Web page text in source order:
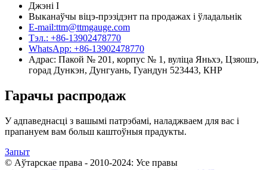
Джэні І
Выканаўчы віцэ-прэзідэнт па продажах і ўладальнік
E-mail:ttm@ttmgauge.com
Тэл.: +86-13902478770
WhatsApp: +86-13902478770
Адрас: Пакой № 201, корпус № 1, вуліца Яньхэ, Цзяошэ,
горад Дункэн, Дунгуань, Гуандун 523443, КНР
Гарачы распродаж
У адпаведнасці з вашымі патрэбамі, наладжваем для вас і
прапануем вам больш каштоўныя прадукты.
Запыт
© Аўтарскае права - 2010-2024: Усе правы